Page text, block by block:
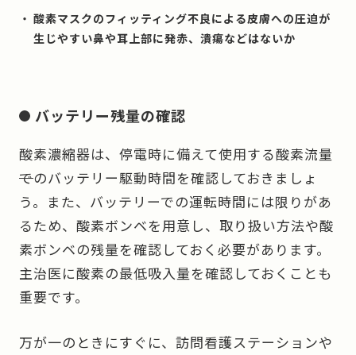
酸素マスクのフィッティング不良による皮膚への圧迫が
生じやすい鼻や耳上部に発赤、潰瘍などはないか
バッテリー残量の確認
酸素濃縮器は、停電時に備えて使用する酸素流量
でのバッテリー駆動時間を確認しておきましょ
う。また、バッテリーでの運転時間には限りがあ
るため、酸素ボンベを用意し、取り扱い方法や酸
素ボンベの残量を確認しておく必要があります。
主治医に酸素の最低吸入量を確認しておくことも
重要です。
万が一のときにすぐに、訪問看護ステーションや